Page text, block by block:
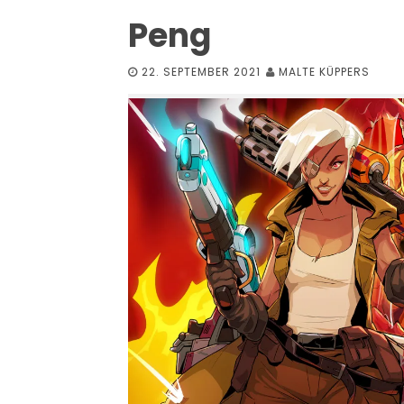
Peng
22. SEPTEMBER 2021 MALTE KÜPPERS